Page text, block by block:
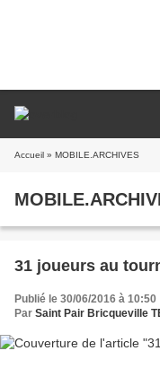
Accueil » MOBILE.ARCHIVES
31 joueurs au
Publié le 30/06/2016 à 10:50
Par Saint Pair Bricqueville